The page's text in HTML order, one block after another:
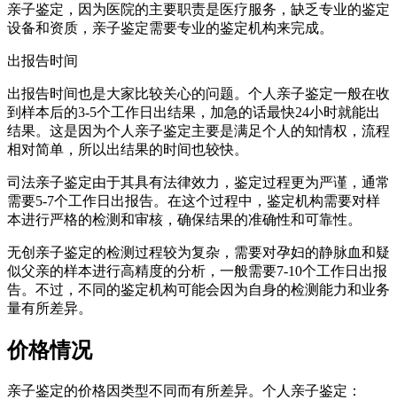
亲子鉴定，因为医院的主要职责是医疗服务，缺乏专业的鉴定
设备和资质，亲子鉴定需要专业的鉴定机构来完成。
出报告时间
出报告时间也是大家比较关心的问题。个人亲子鉴定一般在收
到样本后的3-5个工作日出结果，加急的话最快24小时就能出
结果。这是因为个人亲子鉴定主要是满足个人的知情权，流程
相对简单，所以出结果的时间也较快。
司法亲子鉴定由于其具有法律效力，鉴定过程更为严谨，通常
需要5-7个工作日出报告。在这个过程中，鉴定机构需要对样
本进行严格的检测和审核，确保结果的准确性和可靠性。
无创亲子鉴定的检测过程较为复杂，需要对孕妇的静脉血和疑
似父亲的样本进行高精度的分析，一般需要7-10个工作日出报
告。不过，不同的鉴定机构可能会因为自身的检测能力和业务
量有所差异。
价格情况
亲子鉴定的价格因类型不同而有所差异。个人亲子鉴定：